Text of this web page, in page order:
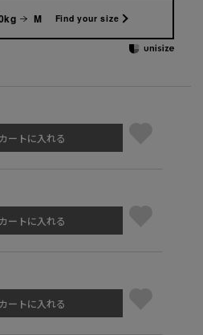
M Find your size
カートに入れる
カートに入れる
カートに入れる